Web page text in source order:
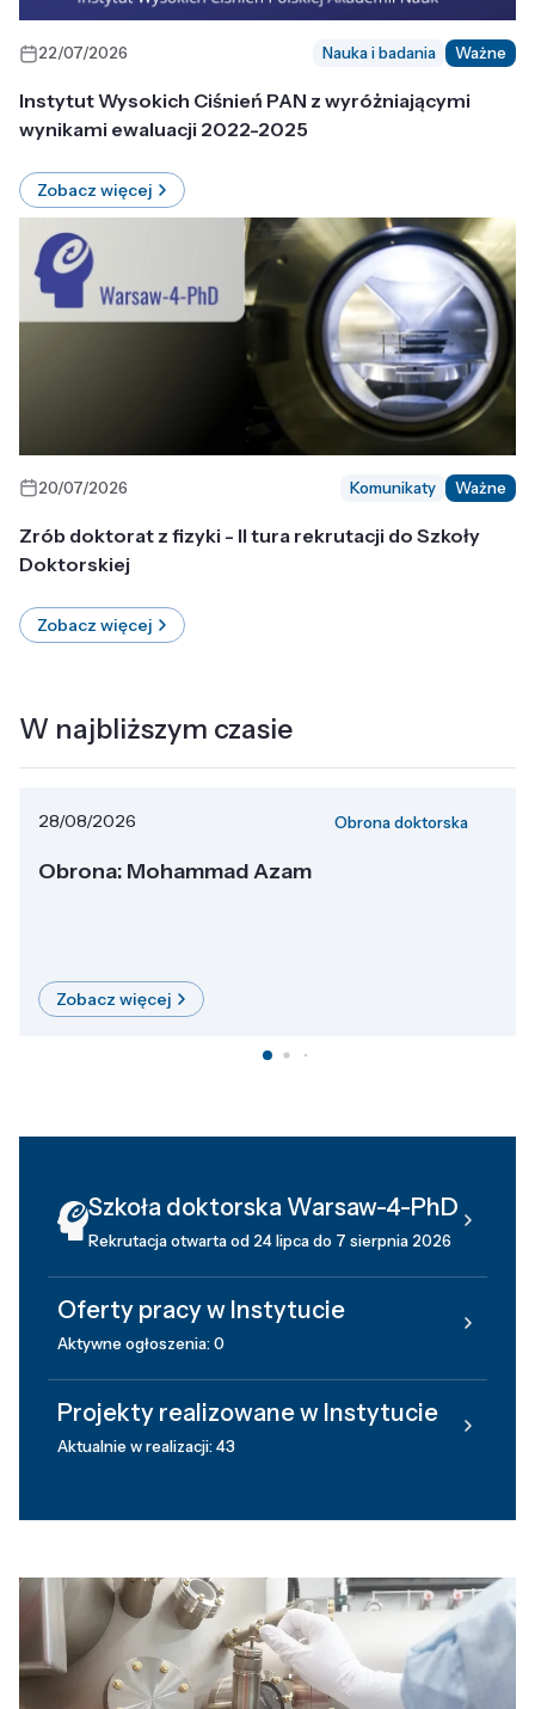
22/07/2026 Nauka i badania Ważne
Instytut Wysokich Ciśnień PAN z wyróżniającymi
wynikami ewaluacji 2022-2025
Zobacz więcej
20/07/2026 Komunikaty Ważne
Zrób doktorat z fizyki - II tura rekrutacji do Szkoły
Doktorskiej
Zobacz więcej
W najbliższym czasie
28/08/2026 Obrona doktorska
Obrona: Mohammad Azam
Zobacz więcej
Szkoła doktorska Warsaw-4-PhD
Rekrutacja otwarta od 24 lipca do 7 sierpnia 2026
Oferty pracy w Instytucie
Aktywne ogłoszenia: 0
Projekty realizowane w Instytucie
Aktualnie w realizacji: 43